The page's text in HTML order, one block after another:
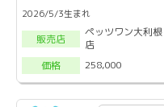
2026/5/3生まれ
販売店
ペッツワン大利根
店
価格
258,000